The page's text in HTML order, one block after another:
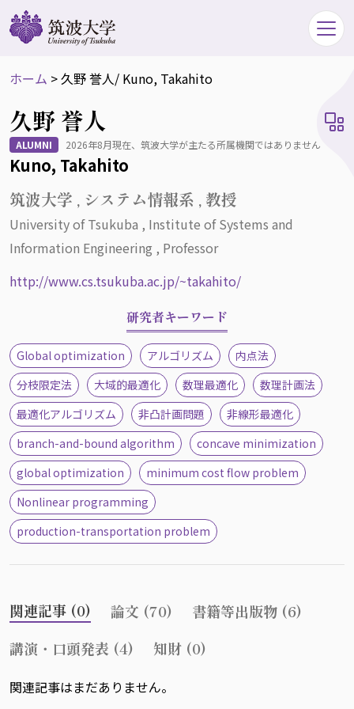
ホーム >久野 誉人/ Kuno, Takahito
久野 誉人
ALUMNI 2026年8月現在、筑波大学が主たる所属機関ではありません
Kuno, Takahito
筑波大学 , システム情報系 , 教授
University of Tsukuba , Institute of Systems and
Information Engineering , Professor
http://www.cs.tsukuba.ac.jp/~takahito/
研究者キーワード
Global optimization アルゴリズム
内点法
分枝限定法
大域的最適化 数理最適化
数理計画法
最適化アルゴリズム
非凸計画問題
非線形最適化
branch-and-bound algorithm
concave minimization
global optimization
minimum cost flow problem
Nonlinear programming
production-transportation problem
関連記事 (0) 論文 (70)
書籍等出版物 (6)
講演・口頭発表 (4)
知財 (0)
関連記事はまだありません。